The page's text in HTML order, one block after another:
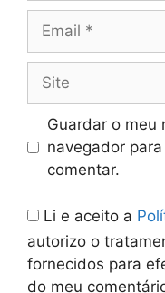
Email
Site
Guardar o meu
navegador
comentar.
Li e aceito a
autorizo o
fornecidos para
do meu